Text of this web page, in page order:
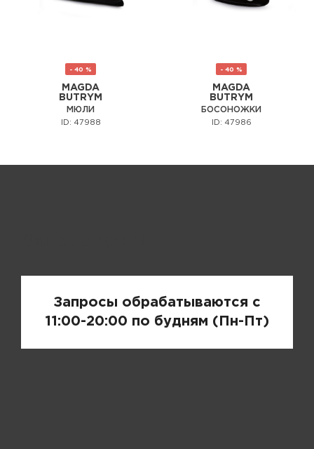
- 40 %
MAGDA
BUTRYM
МЮЛИ
ID: 47988
- 40 %
MAGDA
BUTRYM
БОСОНОЖКИ
ID: 47986
Запросы обрабатываются с
11:00-20:00 по будням (Пн-Пт)